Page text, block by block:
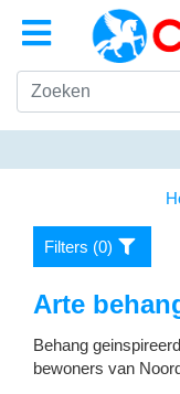
Filters (0)
Arte
Behang
bewoners van